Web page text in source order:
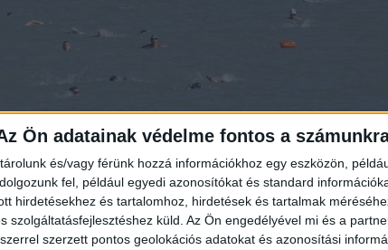
Ön adatainak védelme fontos a
és/vagy férünk hozzá információkhoz egy eszközön,
fel, például egyedi azonosítókat és standard
hirdetésekhez és tartalomhoz, hirdetések és tartalmak
szolgáltatásfejlesztéshez küld. Az Ön engedélyével mi és a
szerzett pontos geolokációs adatokat és azonosítási
MTI/Varga György